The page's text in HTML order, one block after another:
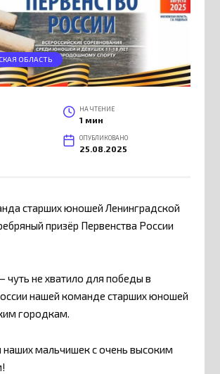
ОБЛАСТЬ
НА ЧТЕНИЕ
1 мин
ОПУБЛИКОВАНО
25.08.2025
старших юношей Ленинградской
призёр Первенства России
чуть не хватило для победы в
нашей команде старших юношей
городкам.
мальчишек с очень высоким